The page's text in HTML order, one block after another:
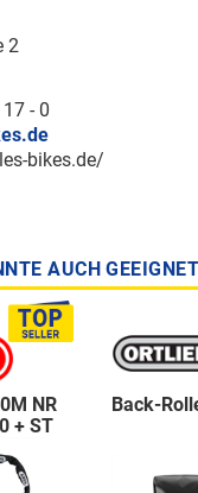
2
- 0
bikes.de/
AUCH
NR
+ ST
Back-